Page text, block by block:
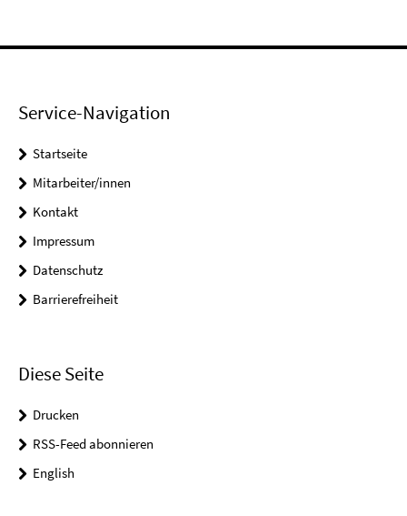
Service-Navigation
Startseite
Mitarbeiter/innen
Kontakt
Impressum
Datenschutz
Barrierefreiheit
Diese Seite
Drucken
RSS-Feed abonnieren
English